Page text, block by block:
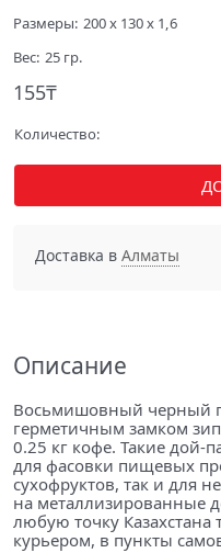
Размеры: 200 x 130 x 1,6
Вес: 25 гр.
155₸
Количество:
Доставка в Алматы
Описание
Восьмишовный черный
герметичным замком
0.25 кг кофе. Такие дой-
для фасовки пищевых
сухофруктов, так и для
на металлизированные
любую точку
курьером, в пункты